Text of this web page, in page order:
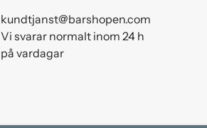
kundtjanst@barshopen.com
Vi svarar normalt inom 24 h
på vardagar